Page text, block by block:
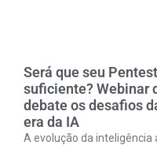
Será que seu
suficiente? Webinar
debate os desafios
era da IA
A evolução da